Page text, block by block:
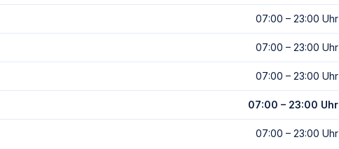
07:00 – 23:00 Uhr
07:00 – 23:00 Uhr
07:00 – 23:00 Uhr
07:00 – 23:00 Uhr
07:00 – 23:00 Uhr